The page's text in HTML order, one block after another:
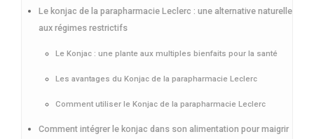
Le konjac de la parapharmacie Leclerc : une alternative naturelle
aux régimes restrictifs
Le Konjac : une plante aux multiples bienfaits pour la santé
Les avantages du Konjac de la parapharmacie Leclerc
Comment utiliser le Konjac de la parapharmacie Leclerc
Comment intégrer le konjac dans son alimentation pour maigrir